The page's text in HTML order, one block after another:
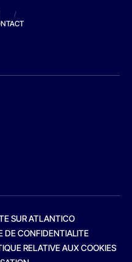
/
SUR ATLANTICO
DE CONFIDENTIALITE
RELATIVE AUX COOKIES